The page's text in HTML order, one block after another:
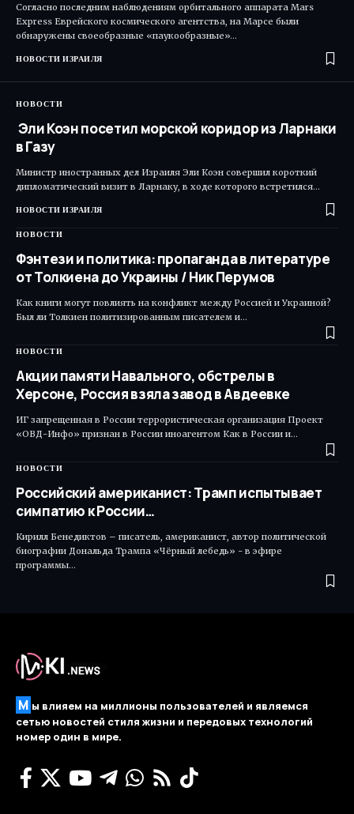
Согласно последним наблюдениям орбитального аппарата Mars
Express Еврейского космического агентства, на Марсе были
обнаружены своеобразные «паукообразные»…
НОВОСТИ ИЗРАИЛЯ
НОВОСТИ
Эли Коэн посетил морской коридор из Ларнаки
в Газу
Министр иностранных дел Израиля Эли Коэн совершил короткий
дипломатический визит в Ларнаку, в ходе которого встретился…
НОВОСТИ ИЗРАИЛЯ
НОВОСТИ
Фэнтези и политика: пропаганда в литературе
от Толкиена до Украины / Ник Перумов
Как книги могут повлиять на конфликт между Россией и Украиной?
Был ли Толкиен политизированным писателем и…
НОВОСТИ
Акции памяти Навального, обстрелы в
Херсоне, Россия взяла завод в Авдеевке
ИГ запрещенная в России террористическая организация Проект
«ОВД-Инфо» признан в России иноагентом Как в России и…
НОВОСТИ
Российский американист: Трамп испытывает
симпатию к России…
Кирилл Бенедиктов – писатель, американист, автор политической
биографии Дональда Трампа «Чёрный лебедь» - в эфире
программы…
М ы влияем на миллионы пользователей и являемся
сетью новостей стиля жизни и передовых технологий
номер один в мире.